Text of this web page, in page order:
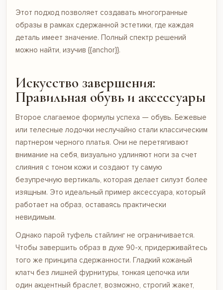
Этот подход позволяет создавать многогранные
образы в рамках сдержанной эстетики, где каждая
деталь имеет значение. Полный спектр решений
можно найти, изучив {{anchor}}.
Искусство завершения:
Правильная обувь и аксессуары
Второе слагаемое формулы успеха — обувь. Бежевые
или телесные лодочки неслучайно стали классическим
партнером черного платья. Они не перетягивают
внимание на себя, визуально удлиняют ноги за счет
слияния с тоном кожи и создают ту самую
безупречную вертикаль, которая делает силуэт более
изящным. Это идеальный пример аксессуара, который
работает на образ, оставаясь практически
невидимым.
Однако парой туфель стайлинг не ограничивается.
Чтобы завершить образ в духе 90-х, придерживайтесь
того же принципа сдержанности. Гладкий кожаный
клатч без лишней фурнитуры, тонкая цепочка или
один акцентный браслет, возможно, строгий жакет,